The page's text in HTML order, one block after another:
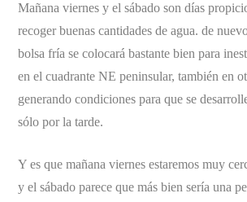
Mañana viernes y el sábado son días
recoger buenas cantidades de agua. de
bolsa fría se colocará bastante bien para
en el cuadrante NE peninsular, también en
generando condiciones para que se
sólo por la tarde.
Y es que mañana viernes estaremos muy
y el sábado parece que más bien sería una